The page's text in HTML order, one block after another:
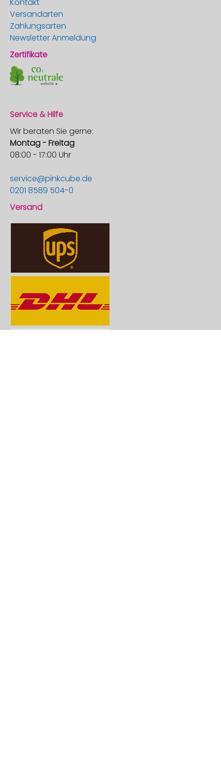
Versandarten
Zahlungsarten
Newsletter Anmeldung
Zertifikate
Service & Hilfe
Wir beraten Sie gerne:
Montag - Freitag
08:00 - 17:00 Uhr
service@pinkcube.de
0201 8589 504-0
Versand